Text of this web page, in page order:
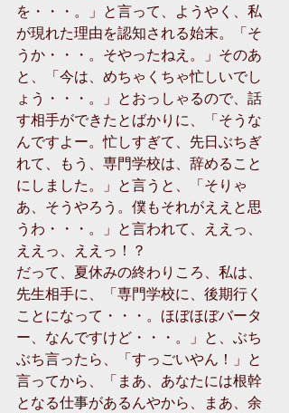
を・・・。」と言って、ようやく、私
が現れた理由を認知される始末。「そ
うか・・・。そやったねえ。」そのあ
と、「今は、めちゃくちゃ忙しいでし
ょう・・・。」とおっしゃるので、話
す相手ができたとばかりに、「そうな
んですよー。忙しすぎて、先日ぶちぎ
れて、もう、専門学校は、辞めること
にしました。」と言うと、「そりゃ
あ、そうやろう。僕もそれがええと思
うわ・・・。」と言われて、ええっ、
ええっ、ええっ！？
だって、夏休みの終わりころ、私は、
先生相手に、「専門学校に、後期行く
ことになって・・・。ほぼほぼバータ
ー、なんですけど・・・。」と、ぶち
ぶち言ったら、「すっごいやん！」と
言ってから、「まあ、あなたには根幹
となる仕事があるんやから、まあ、余